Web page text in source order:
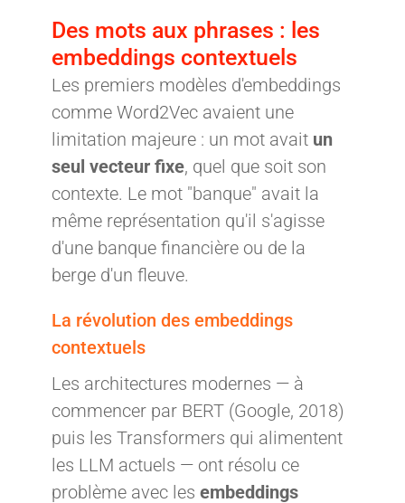
Des mots aux phrases : les
embeddings contextuels
Les premiers modèles d'embeddings
comme Word2Vec avaient une
limitation majeure : un mot avait un
seul vecteur fixe, quel que soit son
contexte. Le mot "banque" avait la
même représentation qu'il s'agisse
d'une banque financière ou de la
berge d'un fleuve.
La révolution des embeddings
contextuels
Les architectures modernes — à
commencer par BERT (Google, 2018)
puis les Transformers qui alimentent
les LLM actuels — ont résolu ce
problème avec les embeddings